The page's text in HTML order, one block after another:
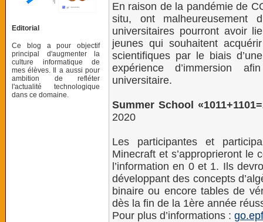
Editorial
Ce blog a pour objectif
principal d'augmenter la
culture informatique de
mes élèves. Il a aussi pour
ambition de refléter
l'actualité technologique
dans ce domaine.
En raison de la pandémie de
situ, ont malheureusement
universitaires pourront avoir
jeunes qui souhaitent
scientifiques par le biais
expérience d’immersion
universitaire.
Summer School
2020
Les participantes et
Minecraft et s’approprieront le
l’information en 0 et 1. Ils
développant des concepts
binaire ou encore tables de
dès la fin de la 1ère année
Pour plus d’informations :